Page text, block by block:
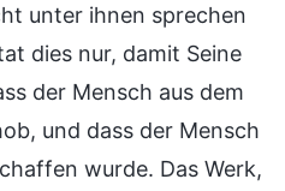
unter ihnen sprechen
dies nur, damit Seine
der Mensch aus dem
und dass der Mensch
wurde. Das Werk,